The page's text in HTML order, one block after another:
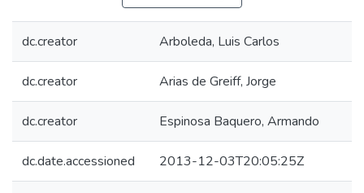
dc.creator Arboleda, Luis Carlos
dc.creator Arias de Greiff, Jorge
dc.creator Espinosa Baquero, Armando
dc.date.accessioned 2013-12-03T20:05:25Z